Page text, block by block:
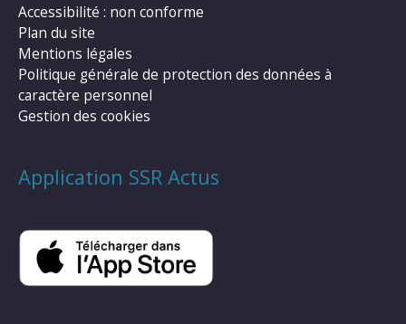
Accessibilité : non conforme
Plan du site
Mentions légales
Politique générale de protection des données à
caractère personnel
Gestion des cookies
Application SSR Actus